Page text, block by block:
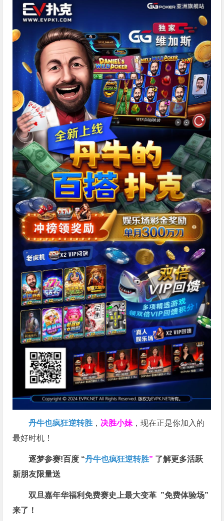
丹牛也疯狂逆转胜 ， 决胜小妹 ，现在正是你加入的
最好时机！
逐梦参赛!百度 “丹牛也疯狂逆转胜” 了解更多活跃
新朋友限量送
双旦嘉年华福利免费赛史上最大变革 ”免费体验场”
来了！